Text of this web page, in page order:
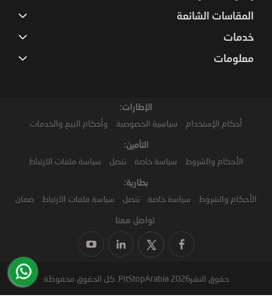
المقاسات الشائعة
خدمات
معلومات
الإطارات:
أحكام الإستخدام سياسية الخصوصية وأحكام البيع والخدمات
التأمين:
الأحكام والشروط سياسة خاصة تنصل سياسة ملفات الارتباط
بطارية:
الأحكام والشروط سياسة خاصة تنصل سياسة ملفات الارتباط ضمان
تواصل معنا
حقوق النشر2026 PitStopArabia. كل الحقوق محفوظة